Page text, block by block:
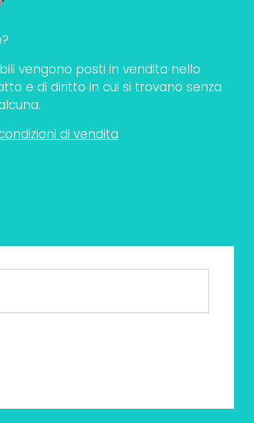
vengono posti in vendita nello
e di diritto in cui si trovano senza
di vendita